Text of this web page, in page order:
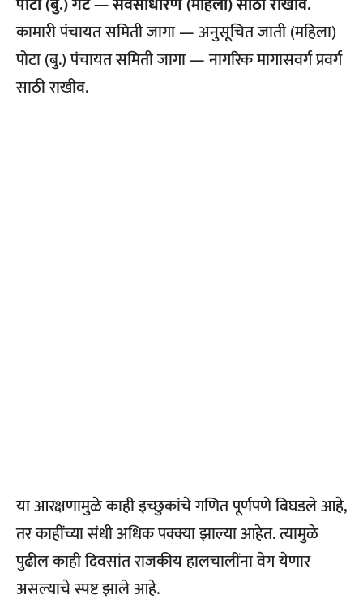
कामारी पंचायत समिती जागा — अनुसूचित जाती (महिला)
पोटा (बु.) पंचायत समिती जागा — नागरिक मागासवर्ग प्रवर्ग
साठी राखीव.
या आरक्षणामुळे काही इच्छुकांचे गणित पूर्णपणे बिघडले आहे,
तर काहींच्या संधी अधिक पक्क्या झाल्या आहेत. त्यामुळे
पुढील काही दिवसांत राजकीय हालचालींना वेग येणार
असल्याचे स्पष्ट झाले आहे.